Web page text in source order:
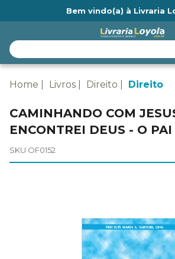
Bem vindo(a) à Livraria
Home Livros Direito Direito
CAMINHANDO COM
ENCONTREI DEUS - O PAI
SKU OF0152